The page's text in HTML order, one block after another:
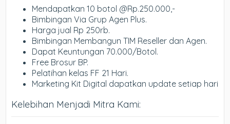
Mendapatkan 10 botol @Rp.250.000,-
Bimbingan Via Grup Agen Plus.
Harga jual Rp 250rb.
Bimbingan Membangun TIM Reseller dan Agen.
Dapat Keuntungan 70.000/Botol.
Free Brosur BP.
Pelatihan kelas FF 21 Hari.
Marketing Kit Digital dapatkan update setiap hari
Kelebihan Menjadi Mitra Kami: